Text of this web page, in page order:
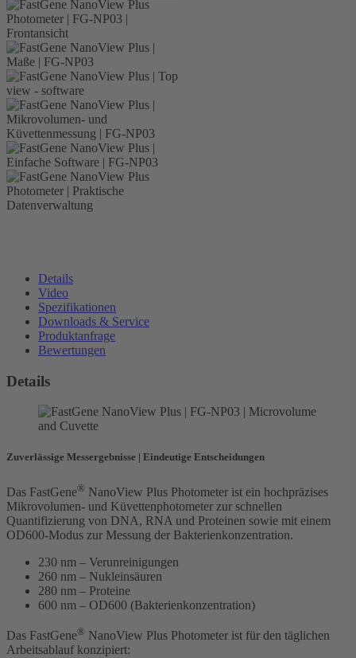
Details
Video
Spezifikationen
Downloads & Service
Produktanfrage
Bewertungen
Details
Zuverlässige Messergebnisse | Eindeutige Entscheidungen
Das FastGene® NanoView Plus Photometer ist ein hochpräzises
Mikrovolumen- und Küvettenphotometer zur schnellen
Quantifizierung von DNA, RNA und Proteinen sowie mit einem
OD600-Modus zur Messung der Bakterienkonzentration.
230 nm – Verunreinigungen
260 nm – Nukleinsäuren
280 nm – Proteine
600 nm – OD600 (Bakterienkonzentration)
Das FastGene® NanoView Plus Photometer ist für den täglichen
Arbeitsablauf konzipiert: